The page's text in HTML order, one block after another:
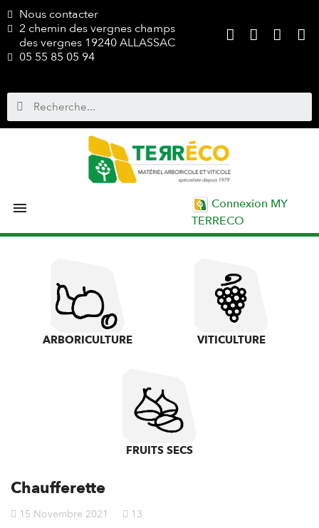
Nous contacter
2 chemin des vergnes champs
des vergnes 19240 ALLASSAC
05 55 85 05 94

Connexion MY
TERRECO
ARBORICULTURE VITICULTURE
FRUITS SECS
Chaufferette
15 Novembre 2021 13